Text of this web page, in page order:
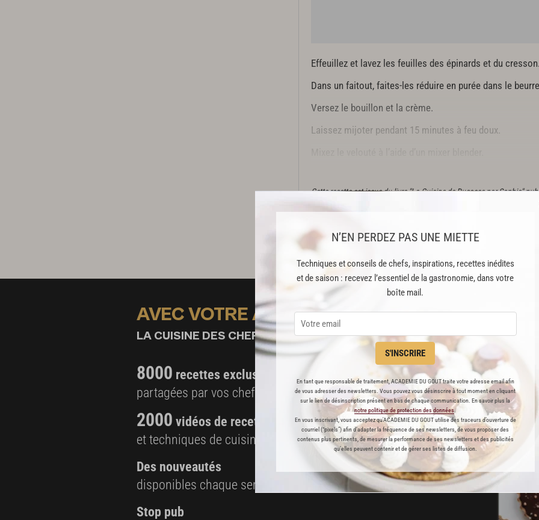
N’EN PERDEZ PAS UNE MIETTE
Techniques et conseils de chefs, inspirations, recettes inédites
et de saison : recevez l’essentiel de la gastronomie, dans votre
boîte mail.
S'INSCRIRE
En tant que responsable de traitement, ACADEMIE DU GOUT traite votre adresse email afin
de vous adresser des newsletters. Vous pouvez vous désinscrire à tout moment en cliquant
sur le lien de désinscription présent en bas de chaque communication. En savoir plus la
notre politique de protection des données.
En vous inscrivant, vous acceptez qu'ACADEMIE DU GOUT utilise des traceurs d’ouverture de
courriel (“pixels”) afin d’adapter la fréquence de ses newsletters, de vous proposer des
contenus plus pertinents, de mesurer la performance de ses newsletters et des publicités
qu’elles peuvent contenir et de gérer ses listes de diffusion.
Effeuillez et lavez les feuilles des épinards et du
Dans un faitout, faites-les réduire en purée dans le
Versez le bouillon et la crème.
Laissez mijoter pendant 15 minutes à feu doux.
Cette recette est issue du livre "La Cuisine de Ducasse par Sophie"
crédits
Cette recette est réservée aux abonnés Premium
AVEC VOTRE ABONNEMENT PREMIUM
LA CUISINE DES CHEFS, ENFIN ACCESSIBLE !
8000 recettes exclusives
partagées par vos chefs préférés
2000 vidéos de recettes
et techniques de cuisine et pâtisserie
Des nouveautés
disponibles chaque semaine
Stop pub